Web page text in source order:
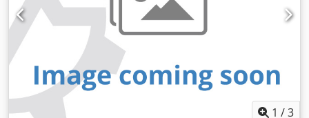
alimentadores de tipo 3738 Codpfx Aozn Hqijnvsrf 6
alimentadores de carga superior de tipo 0379 con cámaras
ASIR III Alimentador de cubiertas 0507 con control de
movimiento/copia Control Semko y Ellex Unidad de cosido
Primera E140 2 cabezales de cosido estándar HK75 2
cabezales de cosido con ojales HK75 Cortadora de tres
cuchillas 0408 con corte central Apiladora compensadora
«Robusto» 0451 de M.M. Incluye sistema de succión con
1 /3